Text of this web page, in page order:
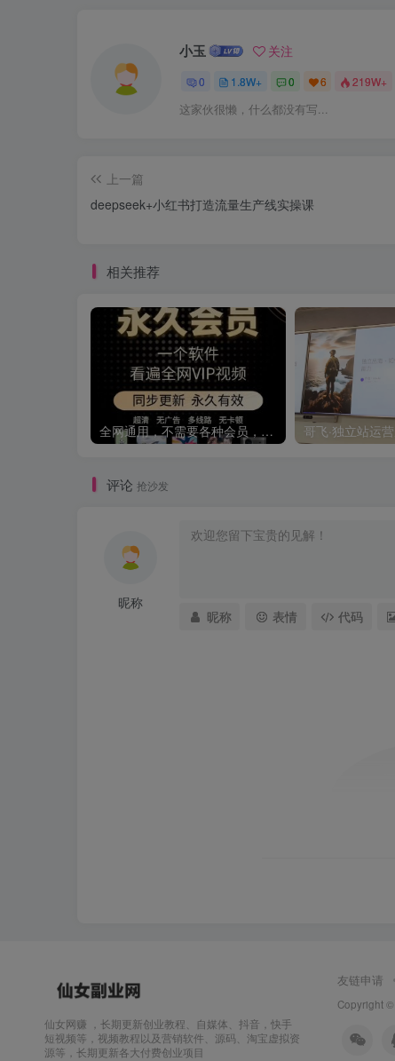
小玉 关注
0 1.8W+ 0 6 219W+
这家伙很懒，什么都没有写...
上一篇
deepseek+小红书打造流量生产线实操课
相关推荐
全网通用，不需要各种会员，再也不缺电影看！！
评论 抢沙发
昵称
昵称 表情 代码
仙女网赚 ，长期更新创业教程、自媒体、抖音，快手
短视频等，视频教程以及营销软件、源码、淘宝虚拟资
源等，长期更新各大付费创业项目
友链申请
Copyright ©